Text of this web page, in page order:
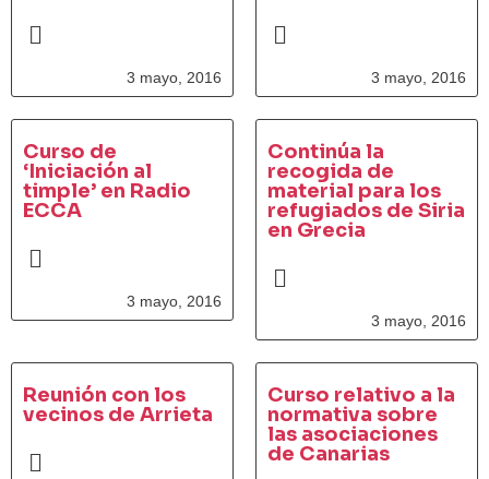
3 mayo, 2016 3 mayo, 2016
Curso de
‘Iniciación al
timple’ en Radio
ECCA
3 mayo, 2016
Continúa la
recogida de
material para los
refugiados de Siria
en Grecia
3 mayo, 2016
Reunión con los
vecinos de Arrieta
Curso relativo a la
normativa sobre
las asociaciones
de Canarias